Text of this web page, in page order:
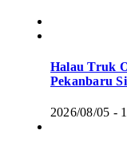
Halau Truk
Pekanbaru
2026/08/05 -